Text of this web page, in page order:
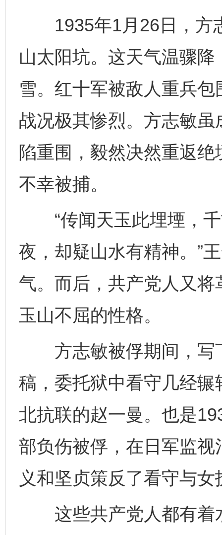
1935年1月26日，方
山太阳坑。这天气温骤
雪。红十军被敌人重兵
战况极其惨烈。方志敏
陷重围，毅然决然重返
不幸被捕。
“传闻天玉此埋堙，千
夜，却疑山水有精神。”
气。而后，共产党人又
玉山不屈的性格。
方志敏被俘期间，写
稿，委托狱中看守几经
北抗联的赵一曼。也是
部负伤被俘，在日军监
义和坚贞策反了看守与女
这些共产党人都有着